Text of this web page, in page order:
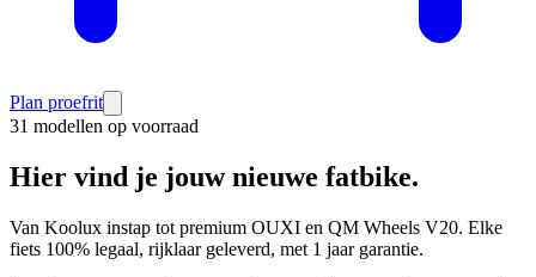
Plan proefrit
31 modellen op voorraad
Hier vind je jouw nieuwe fatbike.
Van Koolux instap tot premium OUXI en QM Wheels V20. Elke
fiets 100% legaal, rijklaar geleverd, met 1 jaar garantie.